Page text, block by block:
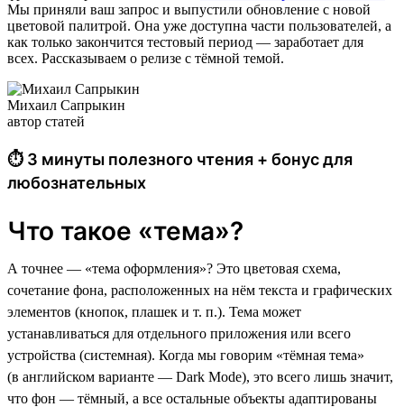
Мы приняли ваш запрос и выпустили обновление с новой
цветовой палитрой. Она уже доступна части пользователей, а
как только закончится тестовый период — заработает для
всех. Рассказываем о релизе с тёмной темой.
Михаил Сапрыкин
автор статей
⏱ 3 минуты полезного чтения + бонус для
любознательных
Что такое «тема»?
А точнее — «тема оформления»? Это цветовая схема,
сочетание фона, расположенных на нём текста и графических
элементов (кнопок, плашек и т. п.). Тема может
устанавливаться для отдельного приложения или всего
устройства (системная). Когда мы говорим «тёмная тема»
(в английском варианте — Dark Mode), это всего лишь значит,
что фон — тёмный, а все остальные объекты адаптированы